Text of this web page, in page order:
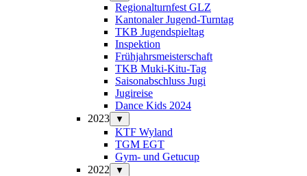
Regionalturnfest GLZ
Kantonaler Jugend-Turntag
TKB Jugendspieltag
Inspektion
Frühjahrsmeisterschaft
TKB Muki-Kitu-Tag
Saisonabschluss Jugi
Jugireise
Dance Kids 2024
2023
▼
KTF Wyland
TGM EGT
Gym- und Getucup
2022
▼